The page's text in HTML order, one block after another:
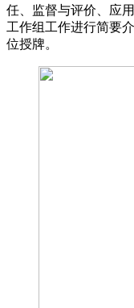
任、监督与评价、应
工作组工作进行简要
位授牌。